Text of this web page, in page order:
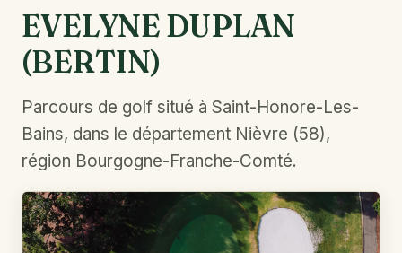
EVELYNE DUPLAN
(BERTIN)
Parcours de golf situé à Saint-Honore-Les-
Bains, dans le département Nièvre (58),
région Bourgogne-Franche-Comté.